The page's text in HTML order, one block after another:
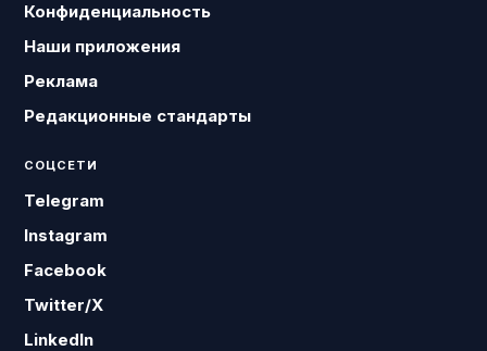
Конфиденциальность
Наши приложения
Реклама
Редакционные стандарты
СОЦСЕТИ
Telegram
Instagram
Facebook
Twitter/X
LinkedIn